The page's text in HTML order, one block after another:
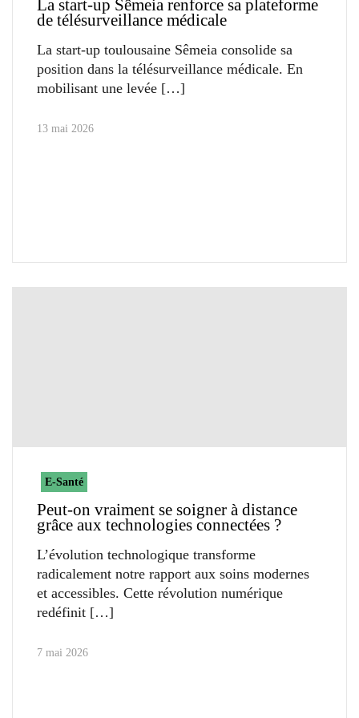
La start-up Sêmeia renforce sa plateforme
de télésurveillance médicale
La start-up toulousaine Sêmeia consolide sa
position dans la télésurveillance médicale. En
mobilisant une levée
13 mai 2026
E-Santé
Peut-on vraiment se soigner à distance
grâce aux technologies connectées ?
L’évolution technologique transforme
radicalement notre rapport aux soins modernes
et accessibles. Cette révolution numérique
redéfinit
7 mai 2026